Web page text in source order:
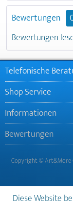
Bewertungen
Bewertungen
Telefonische
Shop Service
Informationen
Bewertungen
Copyright © Art&More
Diese Website